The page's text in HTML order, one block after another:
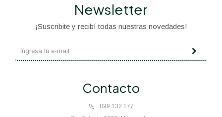
Contacto
099 132 177
Newsletter
¡Suscribite y recibí todas nuestras novedades!